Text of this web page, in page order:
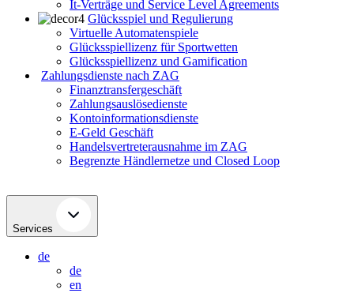
It-Verträge und Service Level Agreements
Glücksspiel und Regulierung
Virtuelle Automatenspiele
Glücksspiellizenz für Sportwetten
Glücksspiellizenz und Gamification
Zahlungsdienste nach ZAG
Finanztransfergeschäft
Zahlungsauslösedienste
Kontoinformationsdienste
E-Geld Geschäft
Handelsvertreterausnahme im ZAG
Begrenzte Händlernetze und Closed Loop
Services
de
de
en